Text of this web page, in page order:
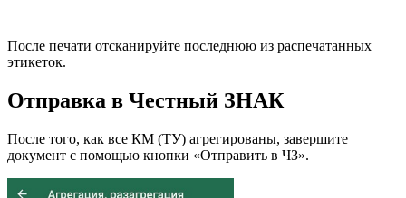
После печати отсканируйте последнюю из распечатанных
этикеток.
Отправка в Честный ЗНАК
После того, как все КМ (ТУ) агрегированы, завершите
документ с помощью кнопки «Отправить в ЧЗ».